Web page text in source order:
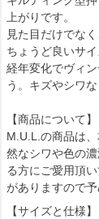
上がりです。
見た目だけでな
ちょうど良いサイ
経年変化でヴィ
う。キズやシワ
【商品について】
M.U.L.の商品は
然なシワや色の
る方にご愛用頂
がありますので予
【サイズと仕様】